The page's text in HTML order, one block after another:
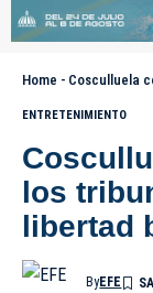
Home - Cosculluela
ENTRETENIMIENTO
los
libertad
ByEFE